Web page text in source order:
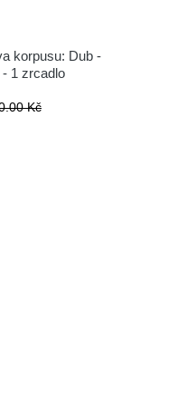
korpusu: Dub -
1 zrcadlo
Kč